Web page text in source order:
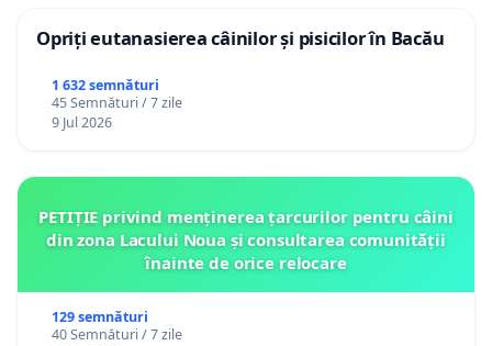
Opriți eutanasierea câinilor și pisicilor în Bacău
1 632 semnături
45 Semnături / 7 zile
9 Jul 2026
PETIȚIE privind menținerea țarcurilor pentru câini
din zona Lacului Noua și consultarea comunității
înainte de orice relocare
129 semnături
40 Semnături / 7 zile